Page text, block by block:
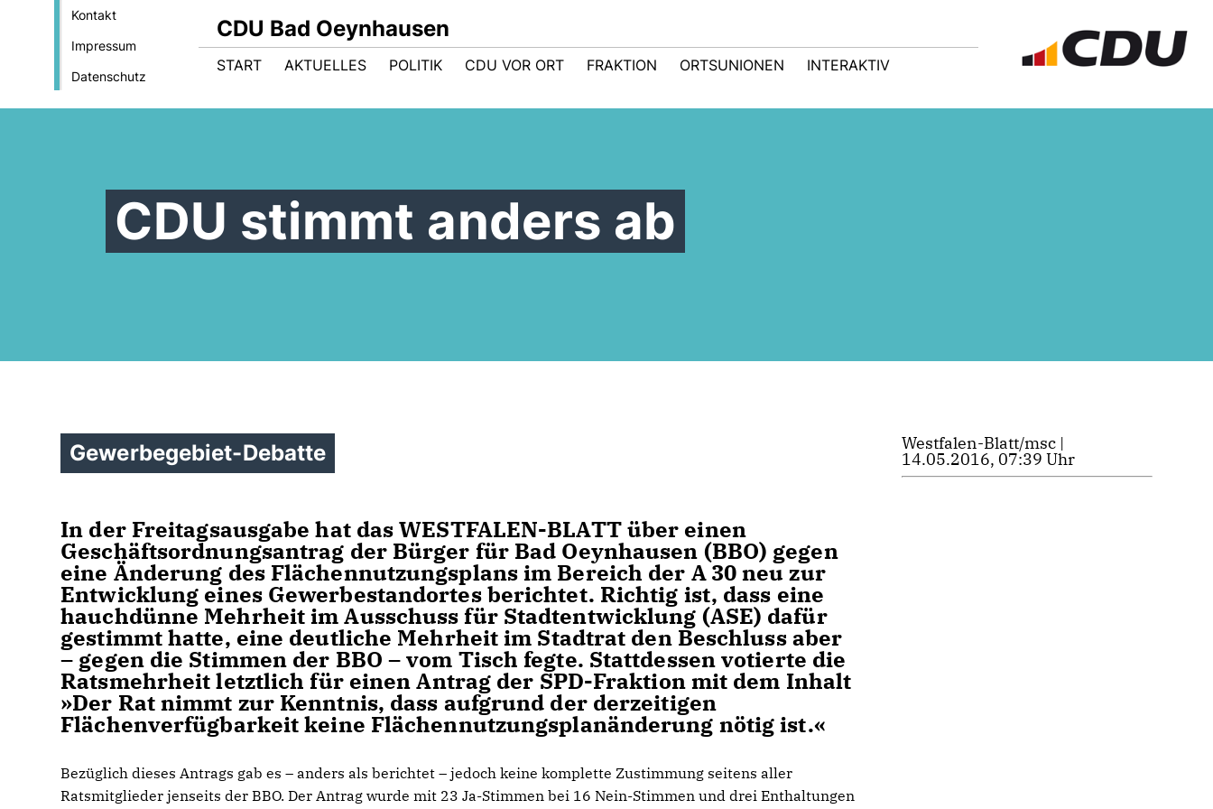
Kontakt
Impressum
Datenschutz
CDU Bad Oeynhausen
START AKTUELLES POLITIK CDU VOR ORT FRAKTION ORTSUNIONEN INTERAKTIV
CDU stimmt anders ab
Gewerbegebiet-Debatte
In der Freitagsausgabe hat das WESTFALEN-BLATT über einen
Geschäftsordnungsantrag der Bürger für Bad Oeynhausen (BBO) gegen
eine Änderung des Flächennutzungsplans im Bereich der A 30 neu zur
Entwicklung eines Gewerbestandortes berichtet. Richtig ist, dass eine
hauchdünne Mehrheit im Ausschuss für Stadtentwicklung (ASE) dafür
gestimmt hatte, eine deutliche Mehrheit im Stadtrat den Beschluss aber
– gegen die Stimmen der BBO – vom Tisch fegte. Stattdessen votierte die
Ratsmehrheit letztlich für einen Antrag der SPD-Fraktion mit dem Inhalt
»Der Rat nimmt zur Kenntnis, dass aufgrund der derzeitigen
Flächenverfügbarkeit keine Flächennutzungsplanänderung nötig ist.«
Bezüglich dieses Antrags gab es – anders als berichtet – jedoch keine komplette Zustimmung seitens aller
Ratsmitglieder jenseits der BBO. Der Antrag wurde mit 23 Ja-Stimmen bei 16 Nein-Stimmen und drei Enthaltungen
Westfalen-Blatt/msc |
14.05.2016, 07:39 Uhr